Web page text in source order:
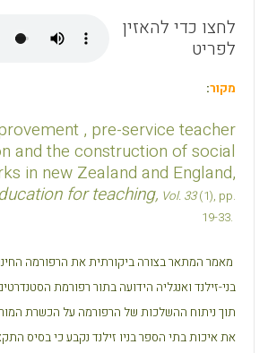
לחצו כדי להאזין
לפריט
מקור:
, pre-service teacher
and the construction of social
in new Zealand and England,
for teaching, Vol. 33(1), pp.
19-33.
מאמר המתאר בצורה ביקורתית את הרפורמה
בני-זילנד ואנגליה הידועה בתור רפורמת
תוך ניתוח ההשלכות של הרפורמה על הכשרת
את איכות בתי הספר בניו זילנד נקבע כי בסיס